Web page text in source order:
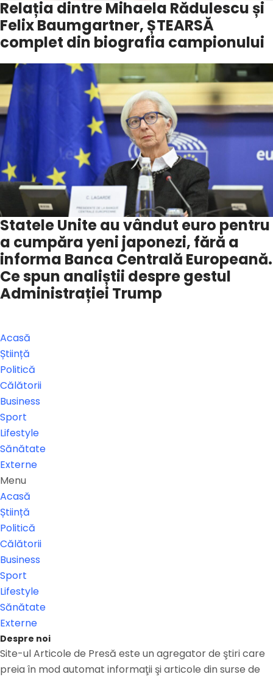
Relația dintre Mihaela Rădulescu și
Felix Baumgartner, ȘTEARSĂ
complet din biografia campionului
Statele Unite au vândut euro pentru
a cumpăra yeni japonezi, fără a
informa Banca Centrală Europeană.
Ce spun analiștii despre gestul
Administrației Trump
Acasă
Știință
Politică
Călătorii
Business
Sport
Lifestyle
Sănătate
Externe
Menu
Acasă
Știință
Politică
Călătorii
Business
Sport
Lifestyle
Sănătate
Externe
Despre noi
Site-ul Articole de Presă este un agregator de ştiri care
preia în mod automat informaţii şi articole din surse de